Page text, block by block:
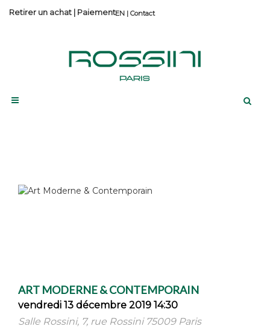
Contact
Retirer un achat | Paiement
ART MODERNE & CONTEMPORAIN
vendredi 13 décembre 2019 14:30
Salle Rossini, 7, rue Rossini 75009 Paris